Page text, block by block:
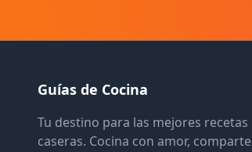
Guías de Cocina
Tu destino para las mejores recetas
caseras. Cocina con amor, comparte